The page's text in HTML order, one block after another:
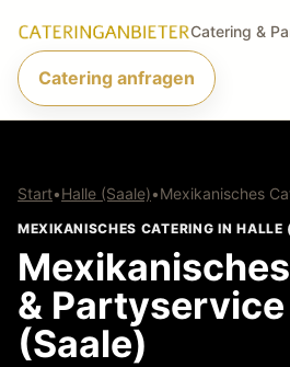
Catering anfragen
Start•Halle (Saale)•Mexikanisches
MEXIKANISCHES CATERING IN HALLE
&
(Saale)